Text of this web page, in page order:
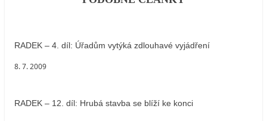
RADEK – 4. díl: Úřadům vytýká zdlouhavé vyjádření
8. 7. 2009
RADEK – 12. díl: Hrubá stavba se blíží ke konci